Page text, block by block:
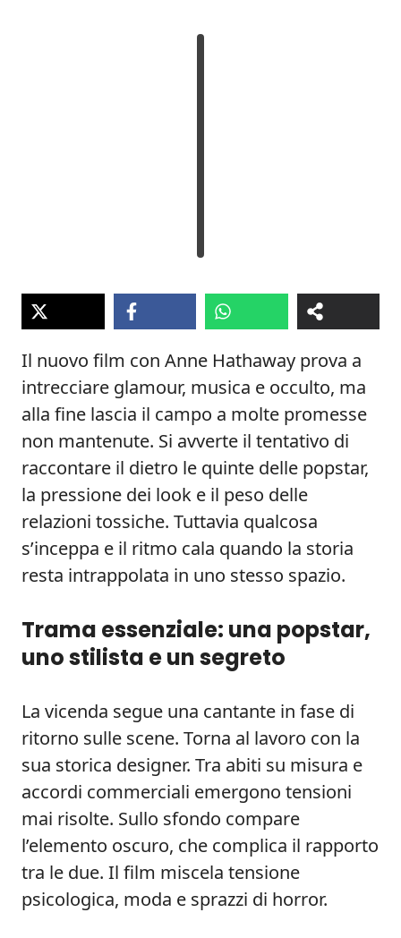
Il nuovo film con Anne Hathaway prova a
intrecciare glamour, musica e occulto, ma
alla fine lascia il campo a molte promesse
non mantenute. Si avverte il tentativo di
raccontare il dietro le quinte delle popstar,
la pressione dei look e il peso delle
relazioni tossiche. Tuttavia qualcosa
s’inceppa e il ritmo cala quando la storia
resta intrappolata in uno stesso spazio.
Trama essenziale: una popstar,
uno stilista e un segreto
La vicenda segue una cantante in fase di
ritorno sulle scene. Torna al lavoro con la
sua storica designer. Tra abiti su misura e
accordi commerciali emergono tensioni
mai risolte. Sullo sfondo compare
l’elemento oscuro, che complica il rapporto
tra le due. Il film miscela tensione
psicologica, moda e sprazzi di horror.